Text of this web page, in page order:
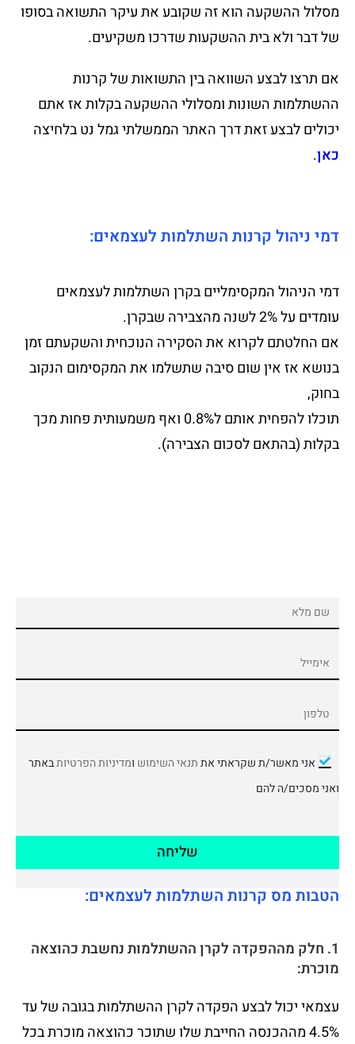
מסלול ההשקעה הוא זה שקובע את עיקר התשואה בסופו
של דבר ולא בית ההשקעות שדרכו משקיעים.
אם תרצו לבצע השוואה בין התשואות של קרנות
ההשתלמות השונות ומסלולי ההשקעה בקלות אז אתם
יכולים לבצע זאת דרך האתר הממשלתי גמל נט בלחיצה
כאן.
דמי ניהול קרנות השתלמות לעצמאים:
דמי הניהול המקסימליים בקרן השתלמות לעצמאים
עומדים על 2% לשנה מהצבירה שבקרן.
אם החלטתם לקרוא את הסקירה הנוכחית והשקעתם זמן
בנושא אז אין שום סיבה שתשלמו את המקסימום הנקוב
בחוק,
תוכלו להפחית אותם ל0.8% ואף משמעותית פחות מכך
בקלות (בהתאם לסכום הצבירה).
אני מאשר/ת שקראתי אתתנאי השימוש ומדיניות הפרטיותבאתר
ואני מסכים/ה להם
שליחה
הטבות מס קרנות השתלמות לעצמאים:
1. חלק מההפקדה לקרן ההשתלמות נחשבת כהוצאה
מוכרת:
עצמאי יכול לבצע הפקדה לקרן ההשתלמות בגובה של עד
4.5% מההכנסה החייבת שלו שתוכר כהוצאה מוכרת בכל